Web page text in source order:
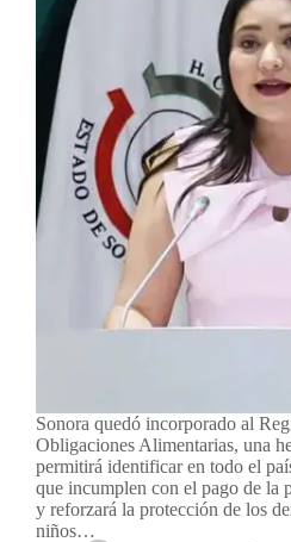
Sonora quedó incorporado al
Obligaciones Alimentarias, una
permitirá identificar en todo el
que incumplen con el pago de la
y reforzará la protección de los
niños…